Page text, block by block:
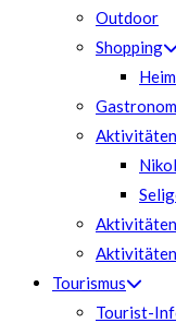
Outdoor
Shopping
Tourismus
Tourist-